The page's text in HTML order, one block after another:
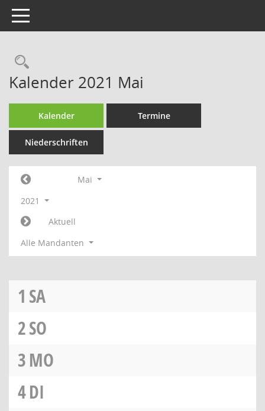
Toggle navigation
Rechercheauswahl
Kalender 2021 Mai
Kalender Termine
Niederschriften
Mai
2021
Aktuell
Alle Mandanten
1 SA
2SO
3MO
4DI